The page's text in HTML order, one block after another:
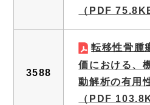
（PDF
3588
転移性骨腫
価における、
動解析の有用
（PDF